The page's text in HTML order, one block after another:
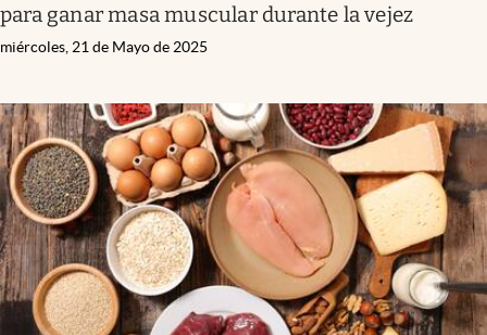
para ganar masa muscular durante la vejez
miércoles, 21 de Mayo de 2025